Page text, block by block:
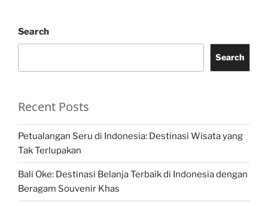
Search
Search
Recent Posts
Petualangan Seru di Indonesia: Destinasi Wisata yang
Tak Terlupakan
Bali Oke: Destinasi Belanja Terbaik di Indonesia dengan
Beragam Souvenir Khas